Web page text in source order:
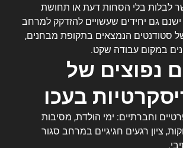
לבלות בלי הסחות דעת או תחושת
גם יחידים שעשויים להזדקק למרחב
סטודנטים הנמצאים בתקופת מבחנים,
במקום עבודה שקט.
נפוצים של
בעכו
וחברתיים: ימי הולדת, מסיבות
ציון רגעים חגיגיים במרחב סגור